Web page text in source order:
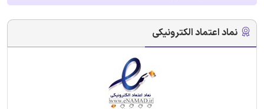
نماد اعتماد الکترونیکی